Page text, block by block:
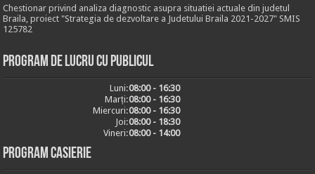
Chestionar privind analiza diagnostic asupra situatiei actuale din judetul
Braila, proiect "Strategia de dezvoltare a Judetului Braila 2021-2027" SMIS
125782
Program de lucru cu publicul
Luni:08:00 - 16:30
Marți:08:00 - 16:30
Miercuri:08:00 - 16:30
Joi:08:00 - 18:30
Vineri:08:00 - 14:00
Program casierie